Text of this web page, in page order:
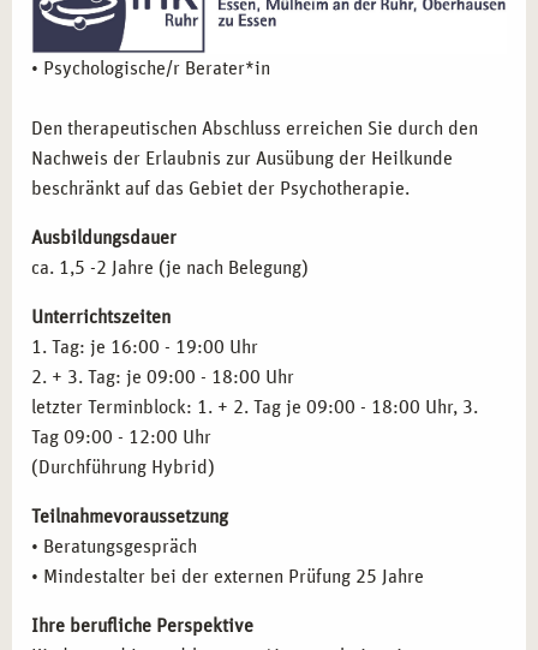
Praxisschwerpunkt Entwicklungsstörungen
schulischer Fertigkeiten
Umgang mit seelischen Verletzungen
Traumatherapie
Krisen und Krisenintervention
Suizid
Psychohygiene
Inhalte der Ausbildung
Heilpraktiker*in Psychotherapie
Inhalte der Ausbildung
Inhalte der FortbildungAnatomie und Pysiologie
• Psychologische/r Berater*in
Den therapeutischen Abschluss erreichen Sie durch den
Nachweis der Erlaubnis zur Ausübung der Heilkunde
beschränkt auf das Gebiet der Psychotherapie.
Ausbildungsdauer
ca. 1,5 -2 Jahre (je nach Belegung)
Unterrichtszeiten
1. Tag: je 16:00 - 19:00 Uhr
2. + 3. Tag: je 09:00 - 18:00 Uhr
letzter Terminblock: 1. + 2. Tag je 09:00 - 18:00 Uhr, 3.
Tag 09:00 - 12:00 Uhr
(Durchführung Hybrid)
Teilnahmevoraussetzung
• Beratungsgespräch
• Mindestalter bei der externen Prüfung 25 Jahre
Ihre berufliche Perspektive